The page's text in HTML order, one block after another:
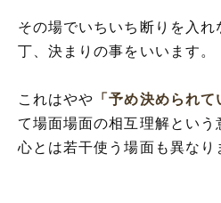
その場でいちいち断りを入
丁、決まりの事をいいます。
これはやや 「予め決められて
て場面場面の相互理解という
心とは若干使う場面も異なり